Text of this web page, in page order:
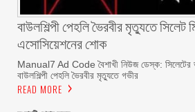
বাউলশিল্পী পেহলি ভৈরবীর মৃত্যুতে সিলেট
এসোসিয়েশনের শোক
Manual7 Ad Code বৈশাখী নিউজ ডেস্ক: সিলেটের
বাউলশিল্পী পেহলি ভৈরবীর মৃত্যুতে গভীর
READ MORE